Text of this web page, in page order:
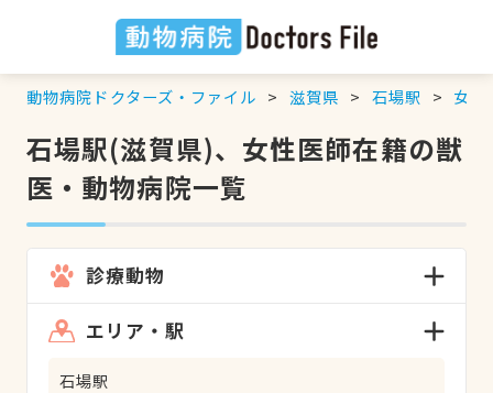
動物病院ドクターズ・ファイル 滋賀県 石場駅 女性
石場駅(滋賀県)、女性医師在籍の獣
医・動物病院一覧
診療動物
エリア・駅
石場駅